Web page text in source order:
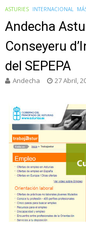
ASTURIES INTERNACIONAL
Andecha
Conseyeru
del SEPEPA
Andecha 27 Abril,